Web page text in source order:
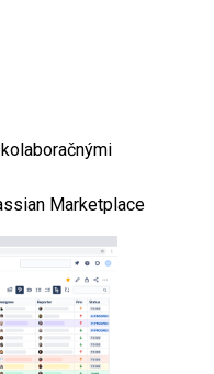
Marketplace